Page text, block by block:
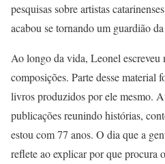
pesquisas sobre artistas
acabou se tornando um guardião
Ao longo da vida, Leonel escreveu
composições. Parte desse material
livros produzidos por ele mesmo.
publicações reunindo histórias,
estou com 77 anos. O dia que a
reflete ao explicar por que procura